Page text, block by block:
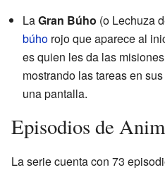
LaGran Búho (o Lechuza
búho rojo que aparece al
es quien les da las
mostrando las tareas en
una pantalla.
Episodios de
La serie cuenta con 73